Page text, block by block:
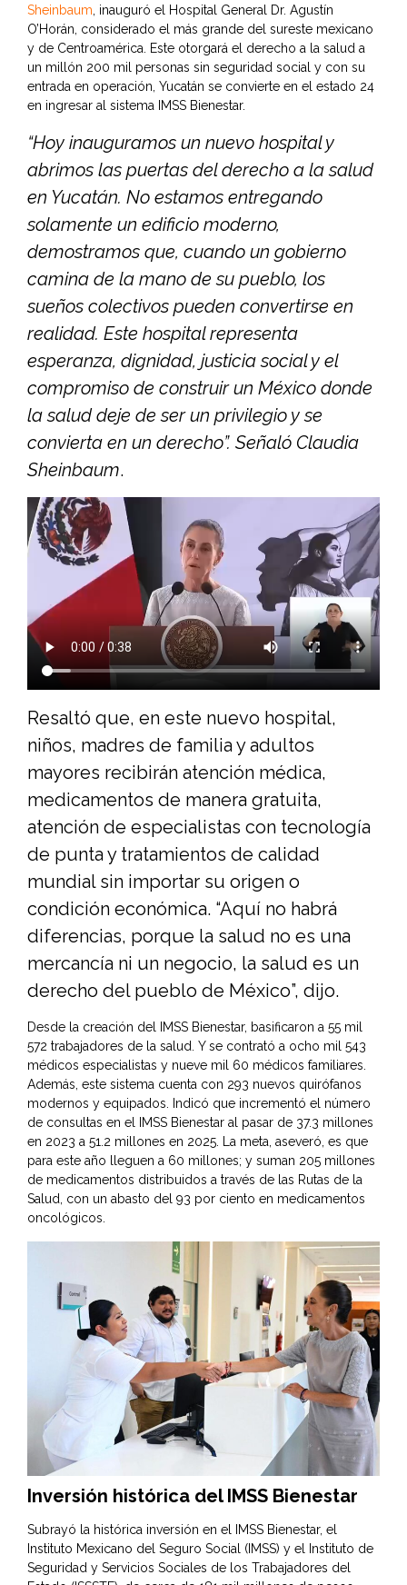
Sheinbaum, inauguró el Hospital General Dr. Agustín
O’Horán, considerado el más grande del sureste mexicano
y de Centroamérica. Este otorgará el derecho a la salud a
un millón 200 mil personas sin seguridad social y con su
entrada en operación, Yucatán se convierte en el estado 24
en ingresar al sistema IMSS Bienestar.
“Hoy inauguramos un nuevo hospital y
abrimos las puertas del derecho a la salud
en Yucatán. No estamos entregando
solamente un edificio moderno,
demostramos que, cuando un gobierno
camina de la mano de su pueblo, los
sueños colectivos pueden convertirse en
realidad. Este hospital representa
esperanza, dignidad, justicia social y el
compromiso de construir un México donde
la salud deje de ser un privilegio y se
convierta en un derecho”. Señaló Claudia
Sheinbaum.
Resaltó que, en este nuevo hospital,
niños, madres de familia y adultos
mayores recibirán atención médica,
medicamentos de manera gratuita,
atención de especialistas con tecnología
de punta y tratamientos de calidad
mundial sin importar su origen o
condición económica. “Aquí no habrá
diferencias, porque la salud no es una
mercancía ni un negocio, la salud es un
derecho del pueblo de México”, dijo.
Desde la creación del IMSS Bienestar, basificaron a 55 mil
572 trabajadores de la salud. Y se contrató a ocho mil 543
médicos especialistas y nueve mil 60 médicos familiares.
Además, este sistema cuenta con 293 nuevos quirófanos
modernos y equipados. Indicó que incrementó el número
de consultas en el IMSS Bienestar al pasar de 37.3 millones
en 2023 a 51.2 millones en 2025. La meta, aseveró, es que
para este año lleguen a 60 millones; y suman 205 millones
de medicamentos distribuidos a través de las Rutas de la
Salud, con un abasto del 93 por ciento en medicamentos
oncológicos.
Inversión histórica del IMSS Bienestar
Subrayó la histórica inversión en el IMSS Bienestar, el
Instituto Mexicano del Seguro Social (IMSS) y el Instituto de
Seguridad y Servicios Sociales de los Trabajadores del